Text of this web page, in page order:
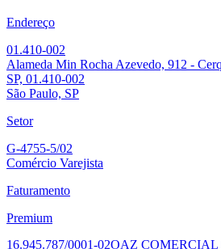
Endereço
01.410-002
Alameda Min Rocha Azevedo, 912 -
SP, 01.410-002
São Paulo, SP
Setor
G-4755-5/02
Comércio Varejista
Faturamento
Premium
16.945.787/0001-02OAZ